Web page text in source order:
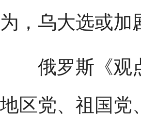
为，乌大选或加
俄罗斯《观点
地区党、祖国党